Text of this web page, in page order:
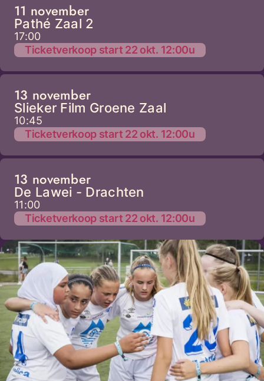
11 november
Pathé Zaal 2
17:00
Ticketverkoop start 22 okt. 12:00u
13 november
Slieker Film Groene Zaal
10:45
Ticketverkoop start 22 okt. 12:00u
13 november
De Lawei - Drachten
11:00
Ticketverkoop start 22 okt. 12:00u